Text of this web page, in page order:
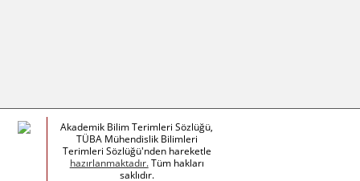
Akademik Bilim Terimleri Sözlüğü,
TÜBA Mühendislik Bilimleri
Terimleri Sözlüğü'nden hareketle
hazırlanmaktadır.Tüm hakları
saklıdır.